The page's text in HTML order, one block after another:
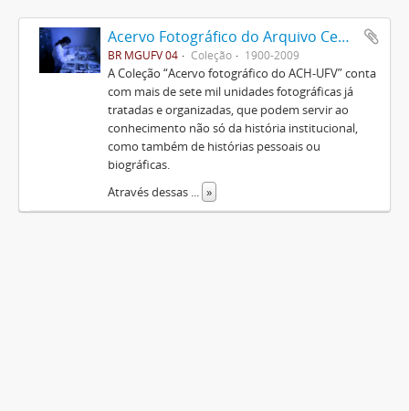
Acervo Fotográfico do Arquivo Central Histórico da UFV
BR MGUFV 04 Coleção 1900-2009
A Coleção “Acervo fotográfico do ACH-UFV” conta
com mais de sete mil unidades fotográficas já
tratadas e organizadas, que podem servir ao
conhecimento não só da história institucional,
como também de histórias pessoais ou
biográficas.
Através dessas
»